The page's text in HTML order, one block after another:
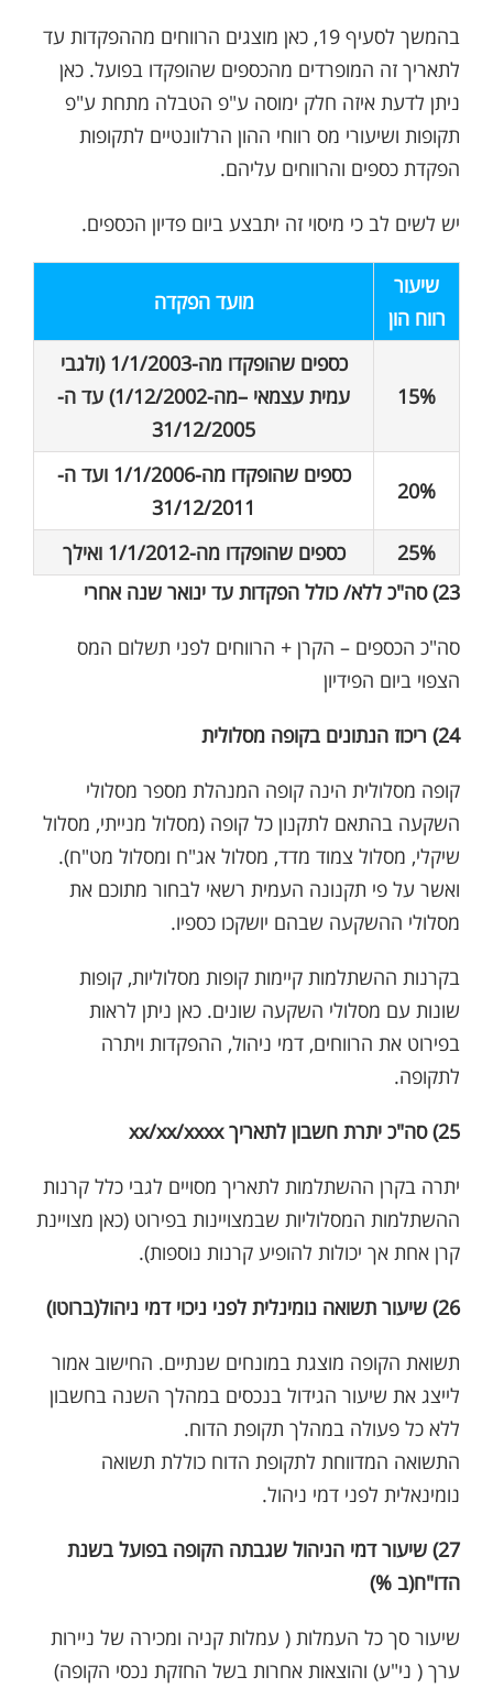
בהמשך לסעיף 19, כאן מוצגים הרווחים מההפקדות עד
לתאריך זה המופרדים מהכספים שהופקדו בפועל. כאן
ניתן לדעת איזה חלק ימוסה ע"פ הטבלה מתחת ע"פ
תקופות ושיעורי מס רווחי ההון הרלוונטיים לתקופות
הפקדת כספים והרווחים עליהם.
יש לשים לב כי מיסוי זה יתבצע ביום פדיון הכספים.
שיעור
רווח הון
מועד הפקדה
15%
כספים שהופקדו מה-1/1/2003 (ולגבי
עמית עצמאי –מה-1/12/2002) עד ה-
31/12/2005
20%
כספים שהופקדו מה-1/1/2006 ועד ה-
31/12/2011
25%
כספים שהופקדו מה-1/1/2012 ואילך
23) סה"כ ללא/ כולל הפקדות עד ינואר שנה אחרי
סה"כ הכספים – הקרן + הרווחים לפני תשלום המס
הצפוי ביום הפידיון
24) ריכוז הנתונים בקופה מסלולית
קופה מסלולית הינה קופה המנהלת מספר מסלולי
השקעה בהתאם לתקנון כל קופה (מסלול מנייתי, מסלול
שיקלי, מסלול צמוד מדד, מסלול אג"ח ומסלול מט"ח).
ואשר על פי תקנונה העמית רשאי לבחור מתוכם את
מסלולי ההשקעה שבהם יושקכו כספיו.
בקרנות ההשתלמות קיימות קופות מסלוליות, קופות
שונות עם מסלולי השקעה שונים. כאן ניתן לראות
בפירוט את הרווחים, דמי ניהול, ההפקדות ויתרה
לתקופה.
25) סה"כ יתרת חשבון לתאריך xx/xx/xxxx
יתרה בקרן ההשתלמות לתאריך מסויים לגבי כלל קרנות
ההשתלמות המסלוליות שבמצויינות בפירוט (כאן מצויינת
קרן אחת אך יכולות להופיע קרנות נוספות).
26) שיעור תשואה נומינלית לפני ניכוי דמי ניהול(ברוטו)
תשואת הקופה מוצגת במונחים שנתיים. החישוב אמור
לייצג את שיעור הגידול בנכסים במהלך השנה בחשבון
ללא כל פעולה במהלך תקופת הדוח.
התשואה המדווחת לתקופת הדוח כוללת תשואה
נומינאלית לפני דמי ניהול.
27) שיעור דמי הניהול שגבתה הקופה בפועל בשנת
הדו"ח(ב %)
שיעור סך כל העמלות ( עמלות קניה ומכירה של ניירות
ערך ( ני"ע) והוצאות אחרות בשל החזקת נכסי הקופה)